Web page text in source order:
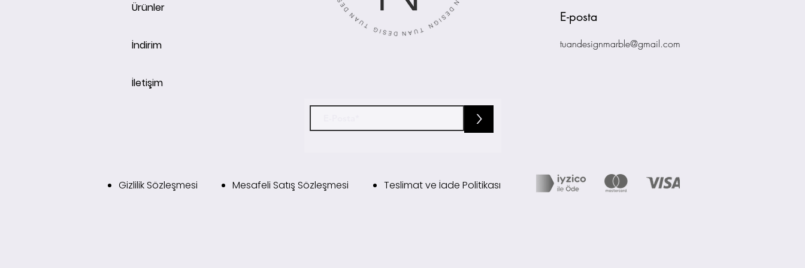
Ürünler
İndirim
İletişim
E-posta
tuandesignmarble@gmail.com
>
Gizlilik Sözleşmesi Mesafeli Satış Sözleşmesi Teslimat ve İade Politikası